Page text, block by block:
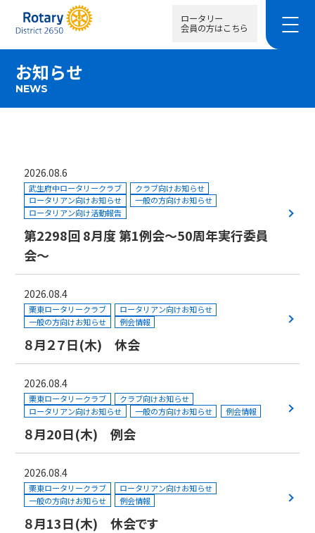
ロータリー
会員の方はこちら
お知らせ
NEWS
2026.08.6
武生府中ロータリークラブ
クラブ向けお知らせ
ロータリアン向けお知らせ
一般の方向けお知らせ
ロータリアン向け活動報告
第2298回 8月度 第1例会～50周年実行委員
会～
2026.08.4
栗東ロータリークラブ
ロータリアン向けお知らせ
一般の方向けお知らせ
例会情報
８月２７日(木) 休会
2026.08.4
栗東ロータリークラブ
クラブ向けお知らせ
ロータリアン向けお知らせ
一般の方向けお知らせ 例会情報
８月20日(木) 例会
2026.08.4
栗東ロータリークラブ
ロータリアン向けお知らせ
一般の方向けお知らせ
例会情報
８月13日(木) 休会です